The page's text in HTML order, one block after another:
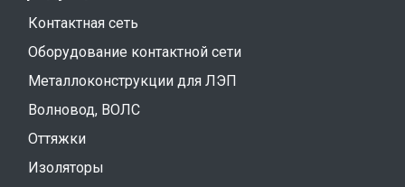
Контактная сеть
Оборудование контактной сети
Металлоконструкции для ЛЭП
Волновод, ВОЛС
Оттяжки
Изоляторы